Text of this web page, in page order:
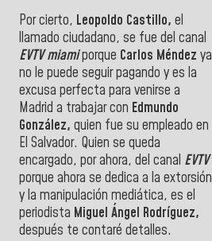
Por cierto, Leopoldo Castillo, el
llamado ciudadano, se fue del canal
EVTV miamiporque Carlos Méndez ya
no le puede seguir pagando y es la
excusa perfecta para venirse a
Madrid a trabajar con Edmundo
González, quien fue su empleado en
El Salvador. Quien se queda
encargado, por ahora, del canal EVTV
porque ahora se dedica a la extorsión
y la manipulación mediática, es el
periodista Miguel Ángel Rodríguez,
después te contaré detalles.